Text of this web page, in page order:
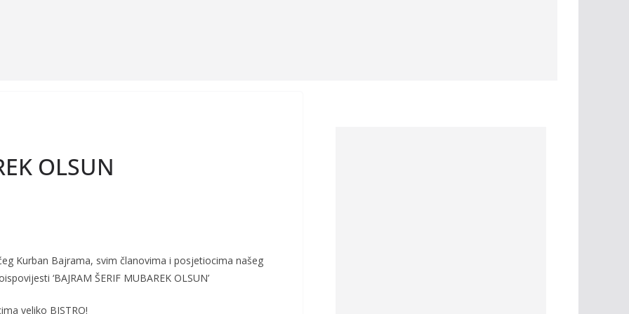
OLSUN
Kurban Bajrama, svim članovima i posjetiocima našeg
‘BAJRAM ŠERIF MUBAREK OLSUN’
veliko BISTRO!